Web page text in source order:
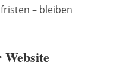
– bleiben